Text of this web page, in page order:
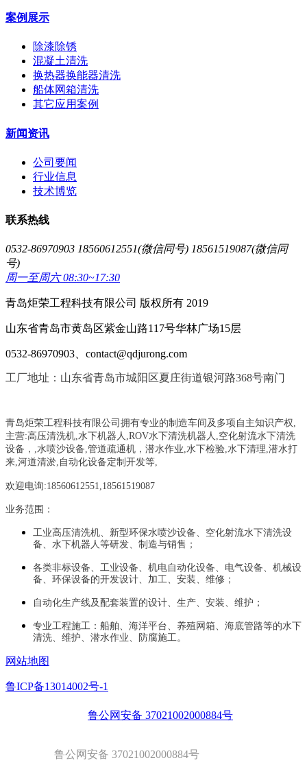
案例展示
除漆除锈
混凝土清洗
换热器换能器清洗
船体网箱清洗
其它应用案例
新闻资讯
公司要闻
行业信息
技术博览
联系热线
0532-86970903 18560612551(微信同号) 18561519087(微信同
号)
周一至周六 08:30~17:30
青岛炬荣工程科技有限公司 版权所有 2019
山东省青岛市黄岛区紫金山路117号华林广场15层
0532-86970903、contact@qdjurong.com
工厂地址：山东省青岛市城阳区夏庄街道银河路368号南门
青岛炬荣工程科技有限公司拥有专业的制造车间及多项自主知识产权,
主营:高压清洗机,水下机器人,ROV水下清洗机器人,空化射流水下清洗
设备， ,水喷沙设备,管道疏通机 ， 潜水作业,水下检验,水下清理,潜水打
来,河道清淤,自动化设备定制开发等,
欢迎电询:18560612551,18561519087
业务范围：
工业高压清洗机、新型环保水喷沙设备、空化射流水下清洗设
备、水下机器人等研发、制造与销售；
各类非标设备、工业设备、机电自动化设备、电气设备、机械设
备、环保设备的开发设计、加工、安装、维修；
自动化生产线及配套装置的设计、生产、安装、维护；
专业工程施工：船舶、海洋平台、养殖网箱、海底管路等的水下
清洗、维护、潜水作业、防腐施工。
网站地图
鲁ICP备13014002号-1
鲁公网安备 37021002000884号
鲁公网安备 37021002000884号